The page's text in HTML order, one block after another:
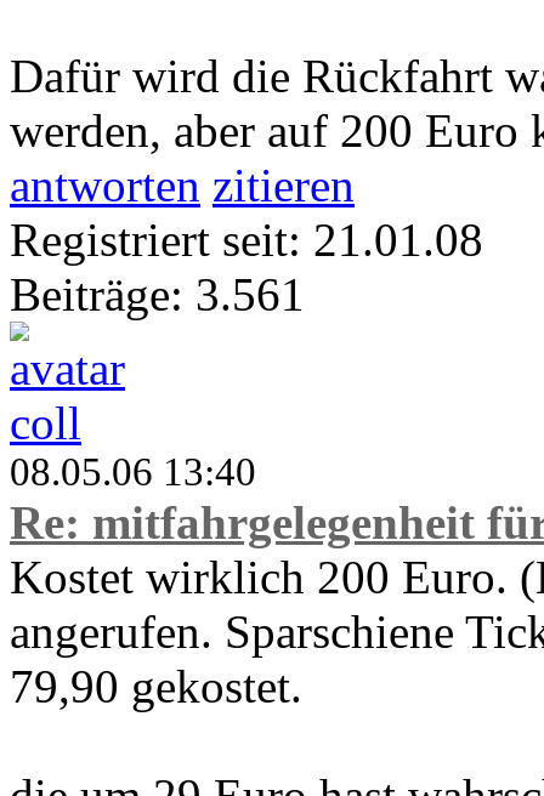
Dafür wird die Rückfahrt
werden, aber auf 200
antworten zitieren
Registriert seit: 21.01.08
Beiträge: 3.561
coll
08.05.06 13:40
Re: mitfahrgelegenheit
Kostet wirklich 200 Euro.
angerufen. Sparschiene
79,90 gekostet.